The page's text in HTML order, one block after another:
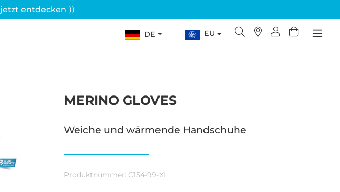
jetzt entdecken ⟩⟩
DE EU
MERINO GLOVES
Weiche und wärmende Handschuhe
Produktnummer: C154-99-XL